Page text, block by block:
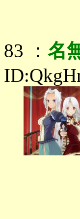
83 ： 名